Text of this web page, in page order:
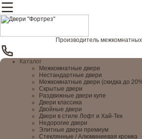
Производитель
Каталог
Межкомнатные двери
Нестандартные двери
Межкомнатные двери (скидка до
Скрытые двери
Раздвижные двери купе
Двери классика
Двойные двери
Двери в стиле Лофт и Хай-Тек
Недорогие двери
Элитные двери премиум
Стеклянные / Алюминиевая кромка